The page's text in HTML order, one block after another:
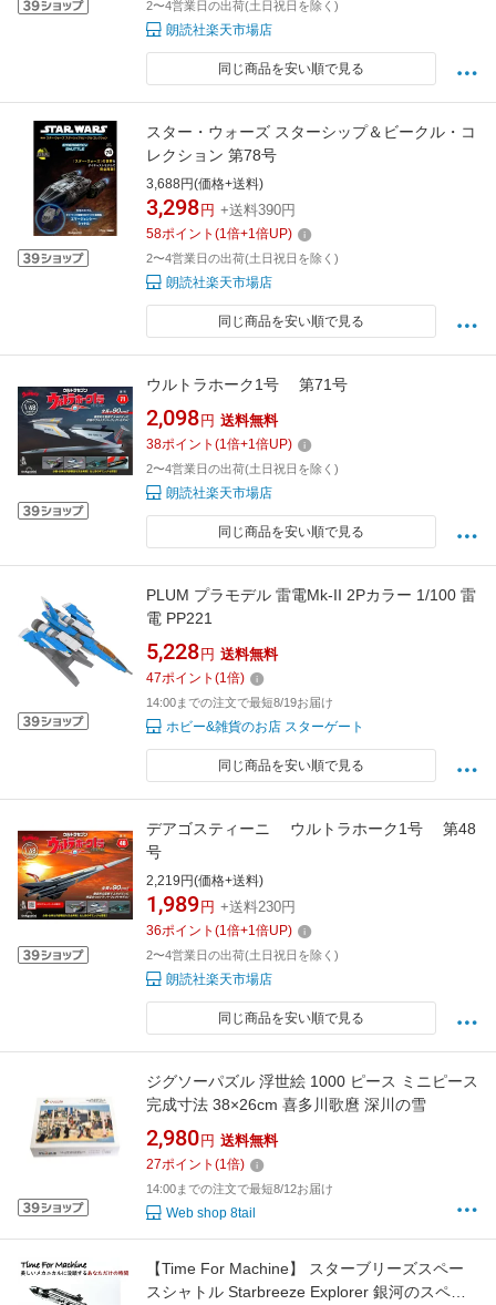
2〜4営業日の出荷(土日祝日を除く)
朗読社楽天市場店
同じ商品を安い順で見る
スター・ウォーズ スターシップ＆ビークル・コ
レクション 第78号
3,688円(価格+送料)
3,298 円 +送料390円
58ポイント (1倍+1倍UP)
2〜4営業日の出荷(土日祝日を除く)
朗読社楽天市場店
同じ商品を安い順で見る
ウルトラホーク1号 第71号
2,098 円 送料無料
38ポイント (1倍+1倍UP)
2〜4営業日の出荷(土日祝日を除く)
朗読社楽天市場店
同じ商品を安い順で見る
PLUM プラモデル 雷電Mk-II 2Pカラー 1/100 雷
電 PP221
5,228 円 送料無料
47ポイント (1倍)
14:00までの注文で最短8/19お届け
ホビー&雑貨のお店 スターゲート
同じ商品を安い順で見る
デアゴスティーニ ウルトラホーク1号 第48
号
2,219円(価格+送料)
1,989 円 +送料230円
36ポイント (1倍+1倍UP)
2〜4営業日の出荷(土日祝日を除く)
朗読社楽天市場店
同じ商品を安い順で見る
ジグソーパズル 浮世絵 1000 ピース ミニピース
完成寸法 38×26cm 喜多川歌麿 深川の雪
2,980 円 送料無料
27ポイント (1倍)
14:00までの注文で最短8/12お届け
Web shop 8tail
【Time For Machine】 スターブリーズスペー
スシャトル Starbreeze Explorer 銀河のスペー